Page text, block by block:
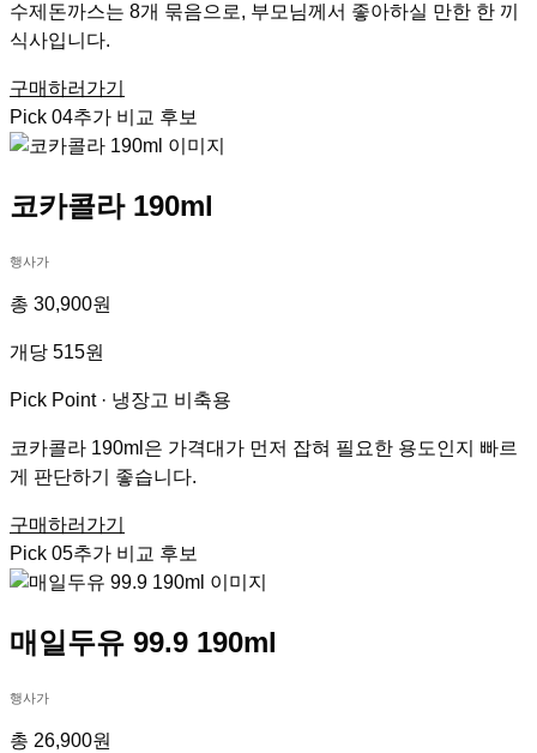
수제돈까스는 8개 묶음으로, 부모님께서 좋아하실 만한 한 끼
식사입니다.
구매하러가기
Pick 04추가 비교 후보
코카콜라 190ml
행사가
총 30,900원
개당 515원
Pick Point · 냉장고 비축용
코카콜라 190ml은 가격대가 먼저 잡혀 필요한 용도인지 빠르
게 판단하기 좋습니다.
구매하러가기
Pick 05추가 비교 후보
매일두유 99.9 190ml
행사가
총 26,900원